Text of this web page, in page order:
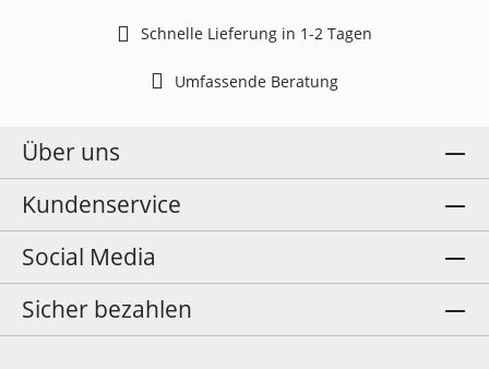
Schnelle Lieferung in 1-2 Tagen
Umfassende Beratung
Über uns
Kundenservice
Social Media
Sicher bezahlen